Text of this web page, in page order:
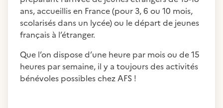
ans, accueillis en France (pour 3, 6 ou 10 mois,
scolarisés dans un lycée) ou le départ de jeunes
français à l’étranger.
Que l’on dispose d’une heure par mois ou de 15
heures par semaine, il y a toujours des activités
bénévoles possibles chez AFS !